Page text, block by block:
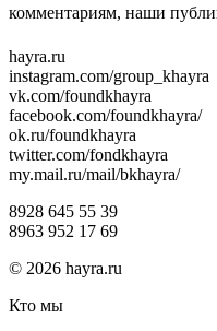
комментариям, наши
hayra.ru
instagram.com/group_khayra
vk.com/foundkhayra
facebook.com/foundkhayra/
ok.ru/foundkhayra
twitter.com/fondkhayra
my.mail.ru/mail/bkhayra/
8928 645 55 39
8963 952 17 69
© 2026 hayra.ru
Кто мы